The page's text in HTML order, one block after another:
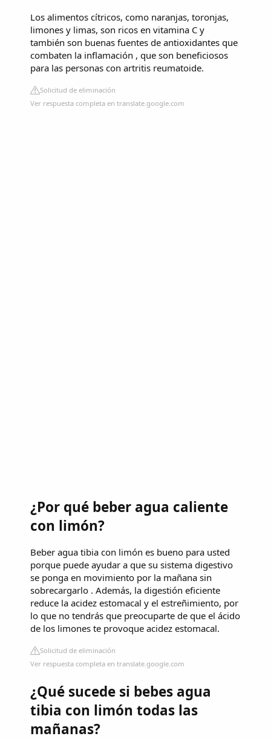
Los alimentos cítricos, como naranjas, toronjas,
limones y limas, son ricos en vitamina C y
también son buenas fuentes de antioxidantes que
combaten la inflamación , que son beneficiosos
para las personas con artritis reumatoide.
Solicitud de eliminación
Ver respuesta completa en translate.google.com
¿Por qué beber agua caliente
con limón?
Beber agua tibia con limón es bueno para usted
porque puede ayudar a que su sistema digestivo
se ponga en movimiento por la mañana sin
sobrecargarlo . Además, la digestión eficiente
reduce la acidez estomacal y el estreñimiento, por
lo que no tendrás que preocuparte de que el ácido
de los limones te provoque acidez estomacal.
Solicitud de eliminación
Ver respuesta completa en translate.google.com
¿Qué sucede si bebes agua
tibia con limón todas las
mañanas?